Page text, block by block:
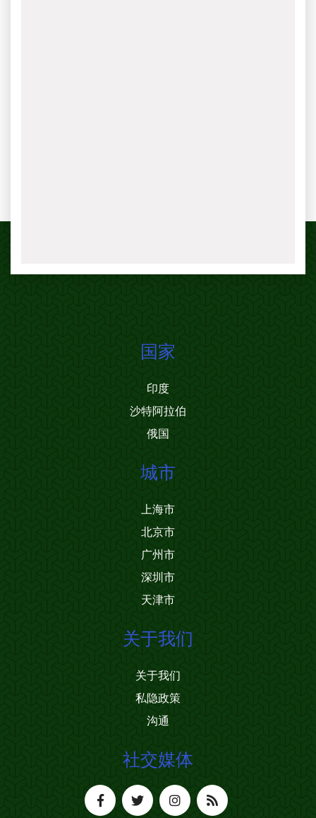
国家
印度
沙特阿拉伯
俄国
城市
上海市
北京市
广州市
深圳市
天津市
关于我们
关于我们
私隐政策
沟通
社交媒体